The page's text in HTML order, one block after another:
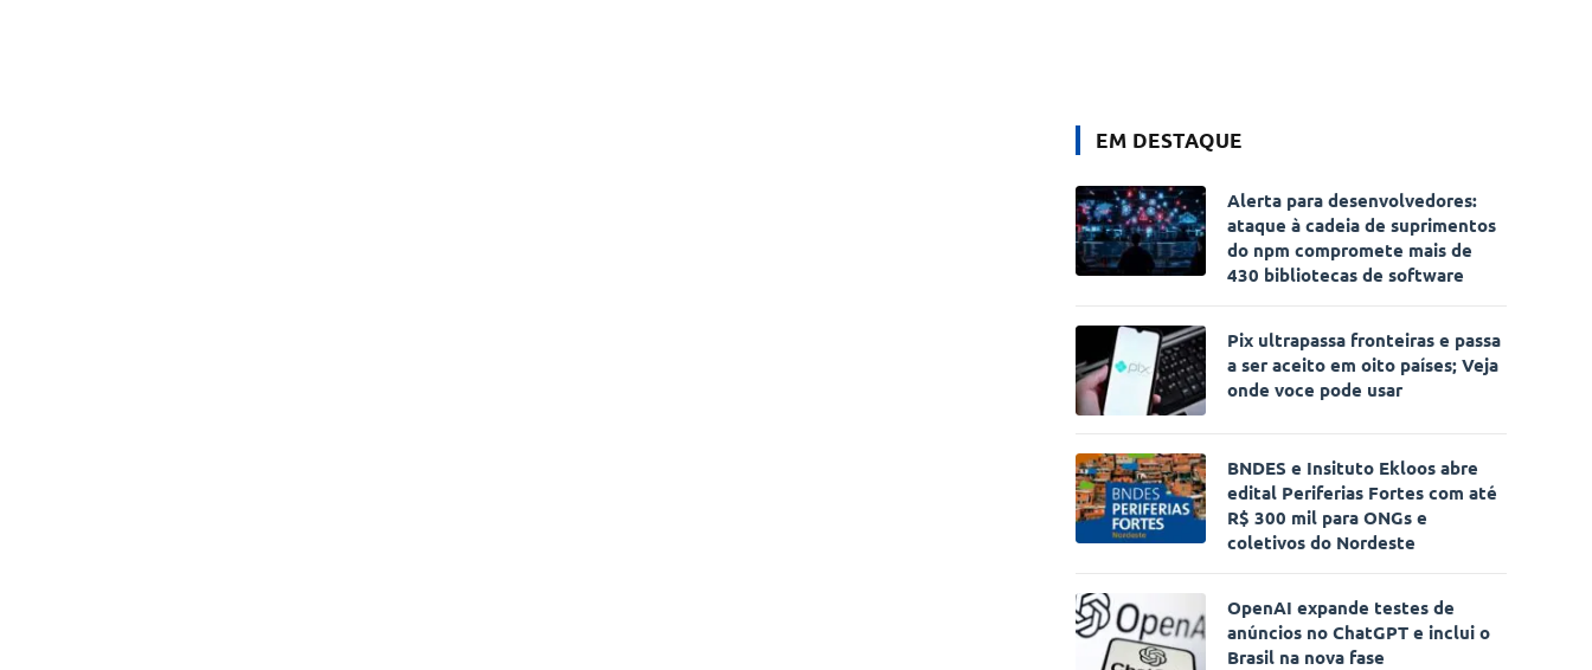
EM DESTAQUE
Alerta para desenvolvedores:
ataque à cadeia de suprimentos
do npm compromete mais de
430 bibliotecas de software
Pix ultrapassa fronteiras e passa
a ser aceito em oito países; Veja
onde voce pode usar
BNDES e Insituto Ekloos abre
edital Periferias Fortes com até
R$ 300 mil para ONGs e
coletivos do Nordeste
OpenAI expande testes de
anúncios no ChatGPT e inclui o
Brasil na nova fase